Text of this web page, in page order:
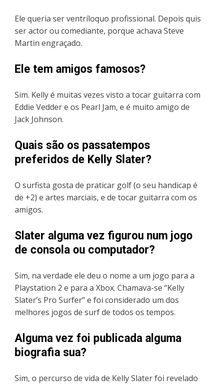
Ele queria ser ventríloquo profissional. Depois quis
ser actor ou comediante, porque achava Steve
Martin engraçado.
Ele tem amigos famosos?
Sim. Kelly é muitas vezes visto a tocar guitarra com
Eddie Vedder e os Pearl Jam, e é muito amigo de
Jack Johnson.
Quais são os passatempos
preferidos de Kelly Slater?
O surfista gosta de praticar golf (o seu handicap é
de +2) e artes marciais, e de tocar guitarra com os
amigos.
Slater alguma vez figurou num jogo
de consola ou computador?
Sim, na verdade ele deu o nome a um jogo para a
Playstation 2 e para a Xbox. Chamava-se “Kelly
Slater’s Pro Surfer” e foi considerado um dos
melhores jogos de surf de todos os tempos.
Alguma vez foi publicada alguma
biografia sua?
Sim, o percurso de vida de Kelly Slater foi revelado